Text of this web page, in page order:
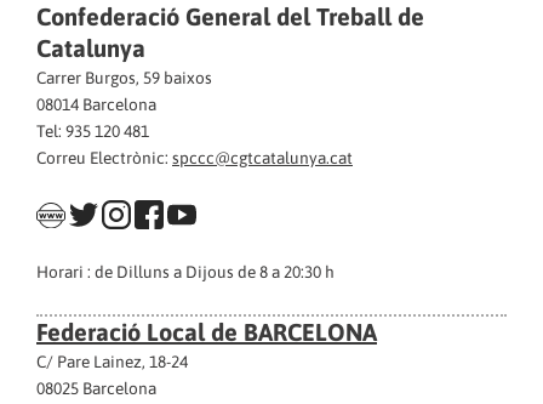
Confederació General del Treball de
Catalunya
Carrer Burgos, 59 baixos
08014 Barcelona
Tel: 935 120 481
Correu Electrònic: spccc@cgtcatalunya.cat
Horari : de Dilluns a Dijous de 8 a 20:30 h
Federació Local de BARCELONA
C/ Pare Lainez, 18-24
08025 Barcelona